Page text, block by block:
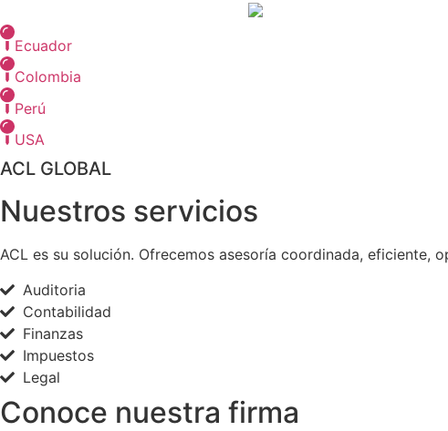
Ecuador
Colombia
Perú
USA
ACL GLOBAL
Nuestros servicios
ACL es su solución. Ofrecemos asesoría coordinada,
Auditoria
Contabilidad
Finanzas
Impuestos
Legal
Conoce nuestra firma